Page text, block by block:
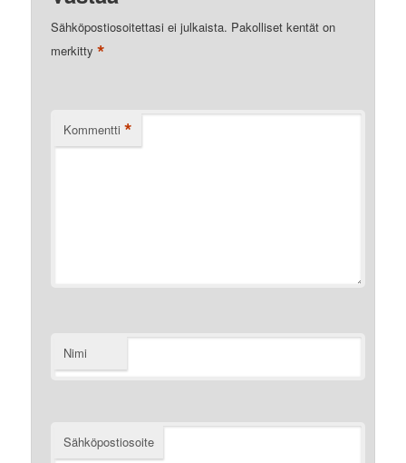
Sähköpostiosoitettasi ei julkaista. Pakolliset kentät on
merkitty*
Kommentti *
Nimi
Sähköpostiosoite